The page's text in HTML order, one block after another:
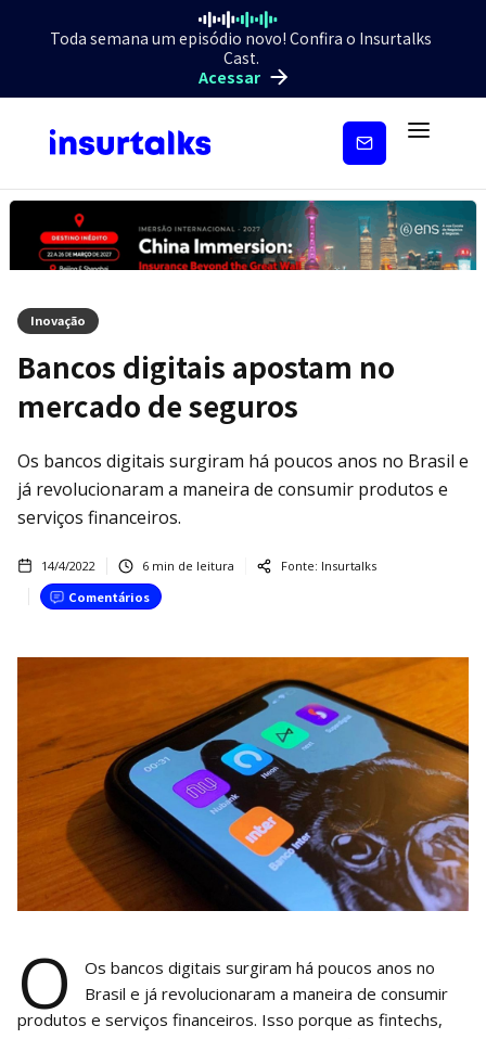
Toda semana um episódio novo! Confira o Insurtalks
Cast.
Acessar
Inscreva-
Inovação
Bancos digitais apostam no
mercado de seguros
Os bancos digitais surgiram há poucos anos no Brasil e
já revolucionaram a maneira de consumir produtos e
serviços financeiros.
14/4/2022 6 min de leitura Fonte: Insurtalks
Comentários
O
Os bancos digitais surgiram há poucos anos no
Brasil e já revolucionaram a maneira de consumir
produtos e serviços financeiros. Isso porque as fintechs,